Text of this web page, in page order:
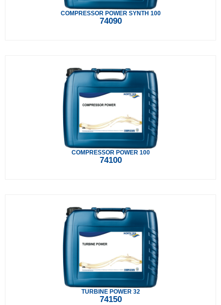
COMPRESSOR POWER SYNTH 100
74090
COMPRESSOR POWER 100
74100
TURBINE POWER 32
74150